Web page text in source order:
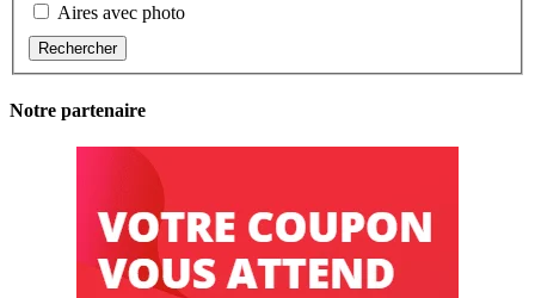
Aires avec photo
Rechercher
Notre partenaire